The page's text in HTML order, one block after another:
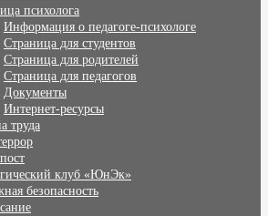
психолога
Информация о педагоге-психологе
Страница для студентов
Страница для родителей
Страница для педагогов
Документы
Интернет-ресурсы
труда
клуб «ЮнЭк»
безопасность